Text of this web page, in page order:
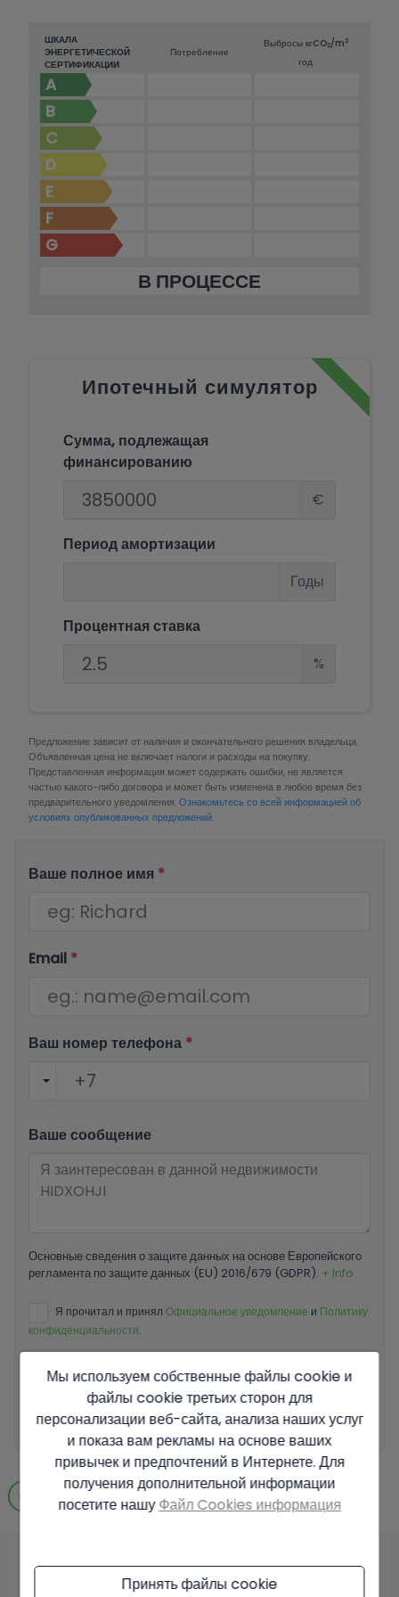
ШКАЛА
ЭНЕРГЕТИЧЕСКОЙ
СЕРТИФИКАЦИИ
Потребление
Выбросы кгCO2/m2
год
A
B
C
D
E
F
G
В ПРОЦЕССЕ
Ипотечный симулятор
Сумма, подлежащая
финансированию
€
Период амортизации
Годы
Процентная ставка
%
Предложение зависит от наличия и окончательного решения владельца.
Объявленная цена не включает налоги и расходы на покупку.
Представленная информация может содержать ошибки, не является
частью какого-либо договора и может быть изменена в любое время без
предварительного уведомления.Ознакомьтесь со всей информацией об
условиях опубликованных предложений.
Ваше полное имя *
Email *
Ваш номер телефона *
Ваше сообщение
Основные сведения о защите данных на основе Европейского
регламента по защите данных (EU) 2016/679 (GDPR). + Info
Я прочитал и принял Официальное уведомление и Политику
конфиденциальности.
Отправить запрос
Перейти к результатам поиска
Мы используем собственные файлы cookie и
файлы cookie третьих сторон для
персонализации веб-сайта, анализа наших услуг
и показа вам рекламы на основе ваших
привычек и предпочтений в Интернете. Для
получения дополнительной информации
посетите нашуФайл Cookies информация
Принять файлы cookie